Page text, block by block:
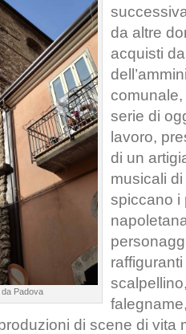
da Padova
da altre
acquisti
serie di
lavoro,
di un
musicali
spiccano i
di scene di vita